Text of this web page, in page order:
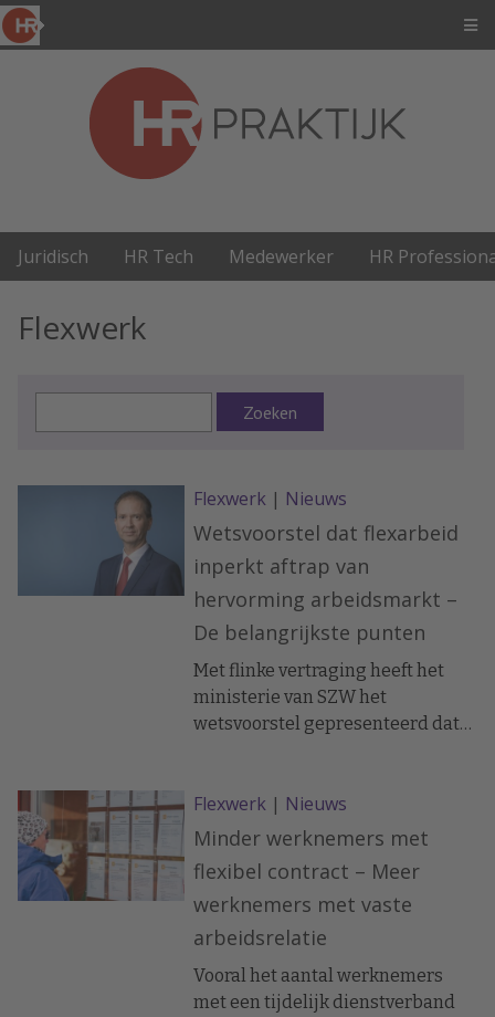
Juridisch HR Tech Medewerker HR
Flexwerk
Zoeken
Flexwerk | Nieuws
Wetsvoorstel dat flexarbeid
inperkt aftrap van
hervorming arbeidsmarkt –
De belangrijkste punten
Met flinke vertraging heeft het
ministerie van SZW het
wetsvoorstel gepresenteerd dat
leggen. De belangrijkste punten
uit het voorstel.
Flexwerk | Nieuws
Minder werknemers met
flexibel contract – Meer
werknemers met vaste
arbeidsrelatie
Vooral het aantal werknemers
met een tijdelijk dienstverband